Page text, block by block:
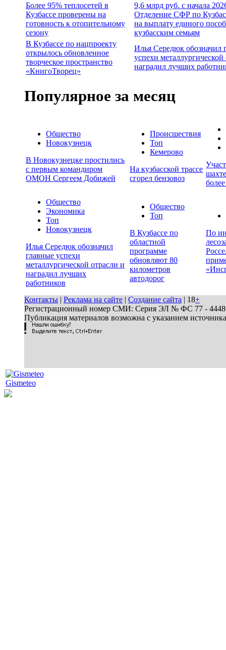
Более 95% теплосетей в
Кузбассе проверены на
готовность к отопительному
сезону
9,6 млрд руб. с начала
Отделение СФР по
на выплату единого
кузбасским семьям
В Кузбассе по нацпроекту
открылось обновленное
творческое пространство
«КнигоТворец»
Илья Середюк обозначил
успехи металлургической
наградил лучших
Популярное за месяц
Общество
Новокузнецк
В Новокузнецке простились
с первым командиром
ОМОН Сергеем Добижей
Происшествия
Топ
Кемерово
На кузбасской трассе
сгорел бензовоз
Общество
Экономика
Топ
Новокузнецк
Илья Середюк обозначил
главные успехи
металлургической отрасли и
наградил лучших
работников
Общество
Топ
В Кузбассе по
областной
программе
обновляют 80
километров
автодорог
По
Контакты | Реклама на сайте | Создание сайта | 18+
Регистрационный номер СМИ: Серия ЭЛ № ФС 77 - 44486
Публикация материалов возможна с указанием
Gismeteo